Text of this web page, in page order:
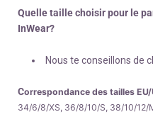
Quelle taille choisir pour le
InWear?
Nous te conseillons de
Correspondance des tailles EU/
34/6/8/XS, 36/8/10/S, 38/10/12/